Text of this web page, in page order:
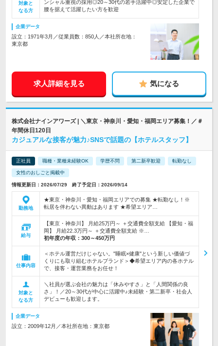
対象と
なる方
ンシャル重視の採用◎20～30代の若手活躍中◎安定した企業で
腰を据えて活躍したい方を歓迎
企業データ
設立：1971年3月／従業員数：850人／本社所在地：
東京都
求人詳細を見る 気になる
株式会社ナインアワーズ | ＼東京・神奈川・愛知・福岡エリア募集！／＃
年間休日120日
カジュアルな接客が魅力♪SNSで話題の【ホテルスタッフ】
正社員 職種・業種未経験OK 学歴不問 第二新卒歓迎 転勤なし
女性のおしごと掲載中
情報更新日：2026/07/29 終了予定日：2026/09/14
勤務地
★東京・神奈川・愛知・福岡エリアでの募集 ★転勤なし！※
転居を伴わない異動はあります ★希望エリア…
給与
【東京・神奈川】 月給25万円～ ＋交通費全額支給 【愛知・福
岡】 月給22.3万円～ ＋交通費全額支給 ※…
初年度の年収： 300～450万円
仕事内容
＜ホテル運営だけじゃない。"睡眠×健康"という新しい価値づ
くりにも取り組むホテルブランド＞◆希望エリア内の各ホテル
で、接客・運営業務をお任せ！
対象と
なる方
＼社員が選ぶ会社の魅力は「休みやすさ」と「人間関係の良
さ」！／20～30代が中心に活躍中♪未経験・第二新卒・社会人
デビューも歓迎します。
企業データ
設立：2009年12月／本社所在地：東京都